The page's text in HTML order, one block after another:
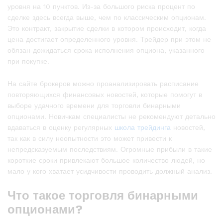
уровня на 10 пунктов. Из-за большого риска процент по
сделке здесь всегда выше, чем по классическим опционам.
Это контракт, закрытие сделки в котором происходит, когда
цена достигает определенного уровня. Трейдер при этом не
обязан дожидаться срока исполнения опциона, указанного
при покупке.
На сайте брокеров можно проанализировать расписание
повторяющихся финансовых новостей, которые помогут в
выборе удачного времени для торговли бинарными
опционами. Новичкам специалисты не рекомендуют детально
вдаваться в оценку регулярных школа трейдинга новостей,
так как в силу неопытности это может привести к
непредсказуемым последствиям. Огромные прибыли в такие
короткие сроки привлекают большое количество людей, но
мало у кого хватает усидчивости проводить должный анализ.
Что такое торговля бинарными
опционами?